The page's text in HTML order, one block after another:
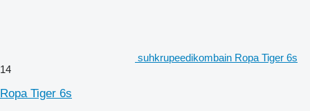
suhkrupeedikombain Ropa Tiger 6s
14
Ropa Tiger 6s